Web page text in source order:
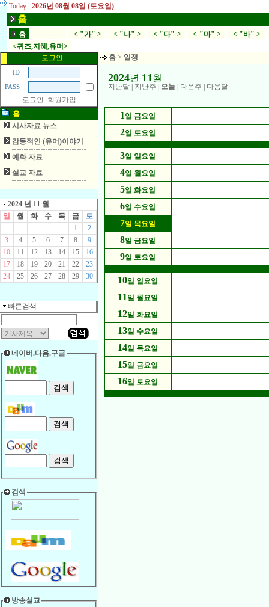
Today : 2026년 08월 08일 (토요일)
홈
홈 ----------- < "가" > < "나" > < "다" > < "마" > < "바" >
<귀즈,지혜,유머>
:: 로그인 ::
ID
PASS
로그인
회원가입
홈
시사자료 뉴스
감동적인 (유머)이야기
예화 자료
설교 자료
2024 년 11 월
일
월 화 수 목 금
토
1
2
3
4 5 6 7 8
9
10
11 12 13 14 15
16
17
18 19 20 21 22
23
24
25 26 27 28 29 30
빠른검색
네이버.다음.구글
검색
방송설교
홈 > 일정
2024년 11월
지난달 지난주 오늘 다음주 다음달
1 일 금요일
2일 토요일
3일 일요일
4일 월요일
5일 화요일
6일 수요일
7일 목요일
8일 금요일
9일 토요일
10일 일요일
11 일 월요일
12일 화요일
13일 수요일
14일 목요일
15일 금요일
16일 토요일